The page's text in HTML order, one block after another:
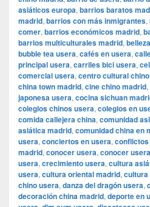
asiáticos europa, barrios baratos
madrid, barrios con más inmigrantes,
comer, barrios económicos madrid,
barrios multiculturales madrid,
bubble tea usera, cafés en usera,
principal usera, carriles bici usera,
comercial usera, centro cultural
china town madrid, cine chino madrid,
japonesa usera, cocina sichuan
colegios chinos usera, colegios en
comida callejera china, comunidad
asiática madrid, comunidad china en
usera, conciertos en usera,
madrid, conocer usera, conocer
usera, crecimiento usera, cultura
usera, cultura oriental madrid, cultura
chino usera, danza del dragón usera,
decoración china madrid, deporte en